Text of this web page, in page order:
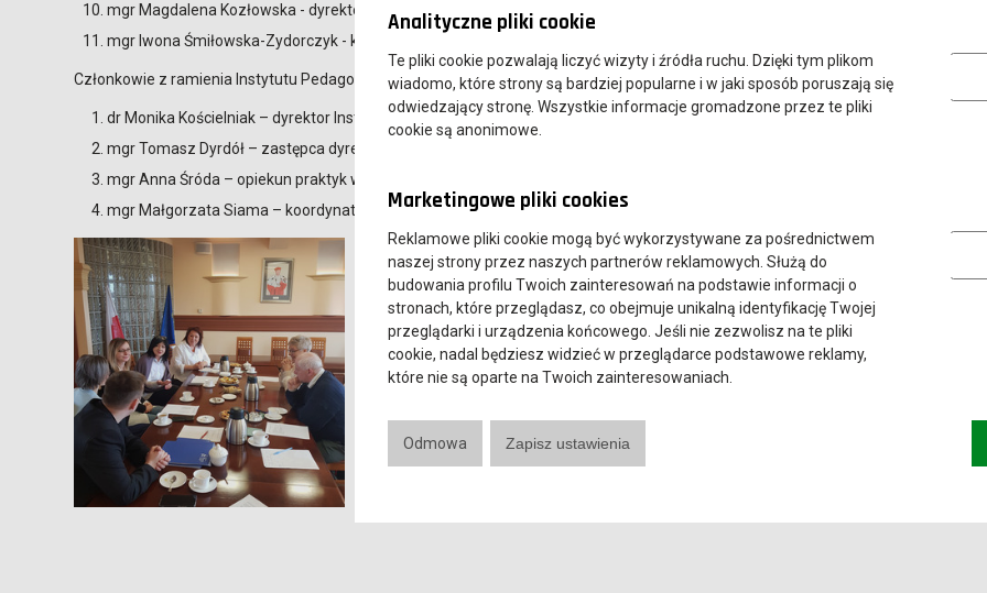
mgr Magdalena Kozłowska - dyrektor Szkoły Podstawowej nr 12 im. Stefana Roweckiego (Grota) w Lesznie,
mgr Iwona Śmiłowska-Zydorczyk - komendant Hufca ZHP Leszno.
Członkowie z ramienia Instytutu Pedagogicznego Akademii Nauk Stosowanych im. Jana Amosa Komeńskiego w Lesznie:
dr Monika Kościelniak – dyrektor Instytutu Pedagogicznego ANS w Lesznie,
mgr Tomasz Dyrdół – zastępca dyrektora Instytutu Pedagogicznego ANS w Lesznie,
mgr Anna Śróda – opiekun praktyk w Instytucie Pedagogicznym ANS w Lesznie,
mgr Małgorzata Siama – koordynator kierunku Pedagogika.
Analityczne pliki cookie
Te pliki cookie pozwalają liczyć wizyty i źródła ruchu. Dzięki tym plikom
wiadomo, które strony są bardziej popularne i w jaki sposób poruszają się
odwiedzający stronę. Wszystkie informacje gromadzone przez te pliki
cookie są anonimowe.
Marketingowe pliki cookies
Reklamowe pliki cookie mogą być wykorzystywane za pośrednictwem
naszej strony przez naszych partnerów reklamowych. Służą do
budowania profilu Twoich zainteresowań na podstawie informacji o
stronach, które przeglądasz, co obejmuje unikalną identyfikację Twojej
przeglądarki i urządzenia końcowego. Jeśli nie zezwolisz na te pliki
cookie, nadal będziesz widzieć w przeglądarce podstawowe reklamy,
które nie są oparte na Twoich zainteresowaniach.
Odmowa Zapisz ustawienia